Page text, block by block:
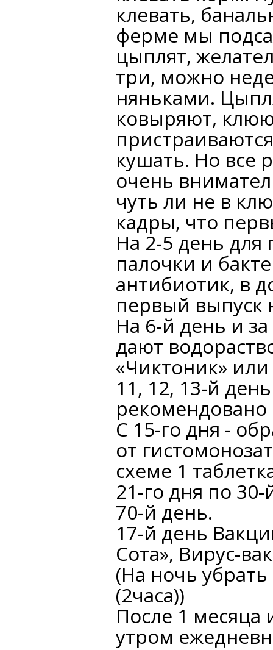
клевать,
ферме мы
цыплят,
три, можно
няньками.
ковыряют,
кушать. Но все
очень
чуть ли не в
кадры, что
На 2-5 день
палочки и
антибиотик, в
первый выпуск
На 6-й день и
дают
«Чиктоник» или
11, 12, 13-й
С 15-го дня -
от
схеме 1
21-го дня по
70-й день.
17-й день
Сота», Вирус-
(На ночь
(2часа))
После 1
утром